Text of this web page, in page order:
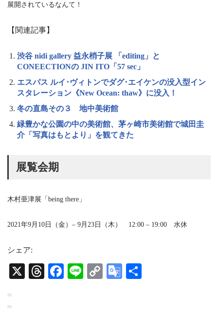
展開されているなんて！
【関連記事】
渋谷 nidi gallery 益永梢子展 「editing」と
CONEECTIONの JIN ITO「57 sec」
エスパス ルイ･ヴィトンでダグ･エイケンの没入型イン
スタレーション《New Ocean: thaw》に没入！
冬の直島その３ 地中美術館
緑豊かな公園の中の美術館、茅ヶ崎市美術館で城田圭
介「写真はもとより」を観てきた
展覧会期
木村亜津展「being there」
2021年9月10日（金）– 9月23日（木） 12:00 – 19:00 水休
シェア:
X
T
Fa Li
C
G
PR
PR